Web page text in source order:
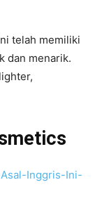
telah memiliki
dan menarik.